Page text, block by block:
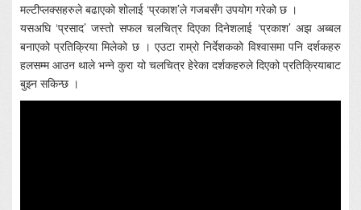
मल्टीप्लक्सहरुले बढाएको शोलाई ‘प्रकाश’ले गजबसँग उपयोग गरेको छ ।
यसअघि ‘प्रसाद’ जस्तो सफल चलचित्र दिएका दिनेशलाई ‘प्रकाश’ अझ अब्बल
बनाएको प्रतिक्रिया मिलेको छ । एउटा राम्रो निर्देशकको विश्वासमा पनि दर्शकहरु
हलसम्म आउन थाले भन्ने कुरा यो चलचित्र हेरेका दर्शकहरुले दिएको प्रतिक्रियाबाट
बुझ्न सकिन्छ ।